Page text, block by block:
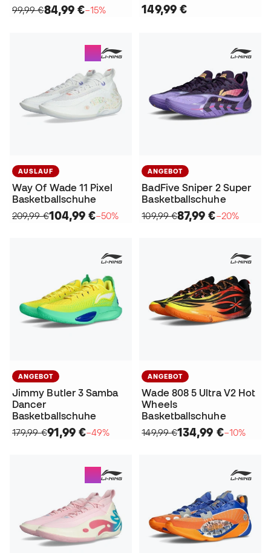
99,99 €84,99 €−15% 149,99 €
AUSLAUF
Way Of Wade 11 Pixel
Basketballschuhe
209,99 €104,99 €−50%
ANGEBOT
BadFive Sniper 2 Super
Basketballschuhe
109,99 €87,99 €−20%
ANGEBOT
Jimmy Butler 3 Samba
Dancer
Basketballschuhe
179,99 €91,99 €−49%
ANGEBOT
Wade 808 5 Ultra V2 Hot
Wheels
Basketballschuhe
149,99 €134,99 €−10%